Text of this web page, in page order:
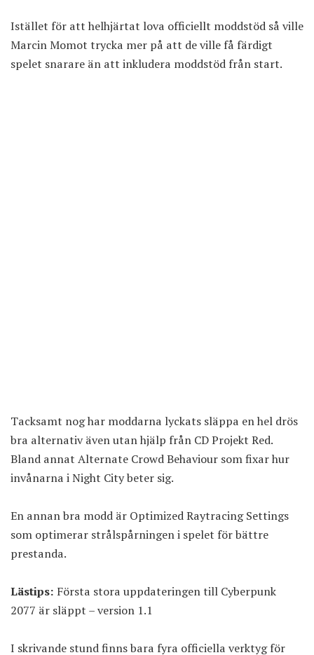
Istället för att helhjärtat lova officiellt moddstöd så ville
Marcin Momot trycka mer på att de ville få färdigt
spelet snarare än att inkludera moddstöd från start.
Tacksamt nog har moddarna lyckats släppa en hel drös
bra alternativ även utan hjälp från CD Projekt Red.
Bland annat Alternate Crowd Behaviour som fixar hur
invånarna i Night City beter sig.
En annan bra modd är Optimized Raytracing Settings
som optimerar strålspårningen i spelet för bättre
prestanda.
Lästips: Första stora uppdateringen till Cyberpunk
2077 är släppt – version 1.1
I skrivande stund finns bara fyra officiella verktygför